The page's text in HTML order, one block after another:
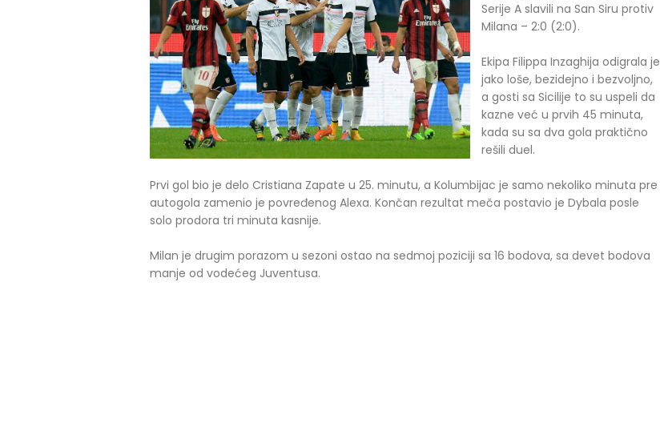
Serije A slavili na San Siru protiv
Milana – 2:0 (2:0).
Ekipa Filippa Inzaghija odigrala je
jako loše, bezidejno i bezvoljno,
a gosti sa Sicilije to su uspeli da
kazne već u prvih 45 minuta,
kada su sa dva gola praktično
rešili duel.
Prvi gol bio je delo Cristiana Zapate u 25. minutu, a Kolumbijac je samo nekoliko minuta pre
autogola zamenio je povređenog Alexa. Končan rezultat meča postavio je Dybala posle
solo prodora tri minuta kasnije.
Milan je drugim porazom u sezoni ostao na sedmoj poziciji sa 16 bodova, sa devet bodova
manje od vodećeg Juventusa.